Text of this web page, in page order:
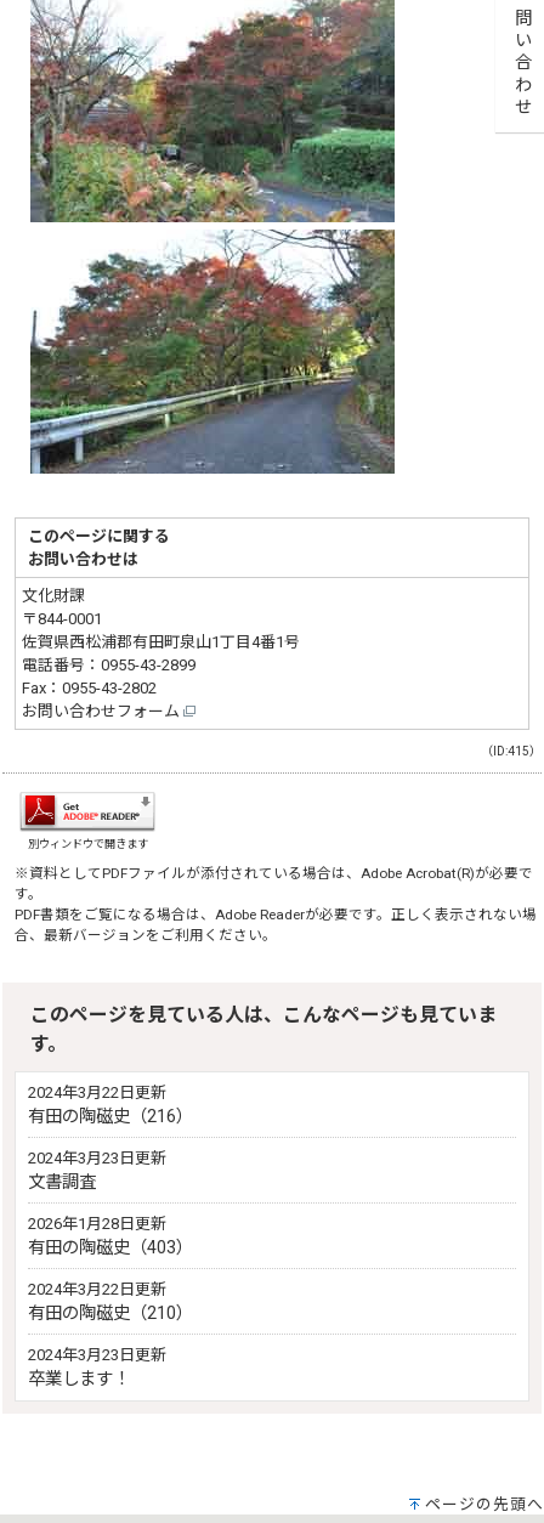
お問い合わせ
このページに関する
お問い合わせは
文化財課
〒844-0001
佐賀県西松浦郡有田町泉山1丁目4番1号
電話番号：0955-43-2899
Fax：0955-43-2802
お問い合わせフォーム
（ID:415）
別ウィンドウで開きます
※資料としてPDFファイルが添付されている場合は、Adobe Acrobat(R)が必要で
す。
PDF書類をご覧になる場合は、Adobe Readerが必要です。正しく表示されない場
合、最新バージョンをご利用ください。
このページを見ている人は、こんなページも見ていま
す。
2024年3月22日更新
有田の陶磁史（216）
2024年3月23日更新
文書調査
2026年1月28日更新
有田の陶磁史（403）
2024年3月22日更新
有田の陶磁史（210）
2024年3月23日更新
卒業します！
ページの先頭へ